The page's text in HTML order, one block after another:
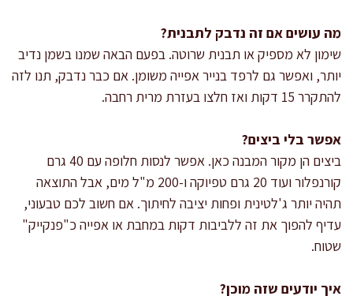
מה עושים אם זה נדבק לתבנית?
שימון לא מספיק או תבנית שרוטה. בפעם הבאה שמנו בשמן נדיב
יותר, ואפשר גם לרפד בנייר אפייה משומן. אם כבר נדבק, תנו לזה
להתקרר 15 דקות ואז חלצו בעזרת מרית רחבה.
אפשר בלי ביצים?
ביצים הן מקור המבנה כאן. אפשר לנסות חלופה עם 40 גרם
קורנפלור ועוד 20 גרם טפיוקה ו-200 מ"ל מים, אבל התוצאה
תהיה יותר ג'לטינית ופחות יציבה לחיתוך. אם חשוב לכם טבעוני,
עדיף להפוך את זה ללביבות דקות במחבת או אפייה כ"פנקייק"
שטוח.
איך יודעים שזה מוכן?